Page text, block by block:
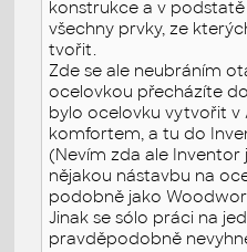
konstrukce a v
všechny prvky, ze
tvořit.
Zde se ale neubráním
ocelovkou přecházíte
bylo ocelovku vytvořit v
komfortem, a tu do
(Nevím zda ale Inventor
nějakou nástavbu na
podobně jako
Jinak se sólo práci na
pravděpodobně